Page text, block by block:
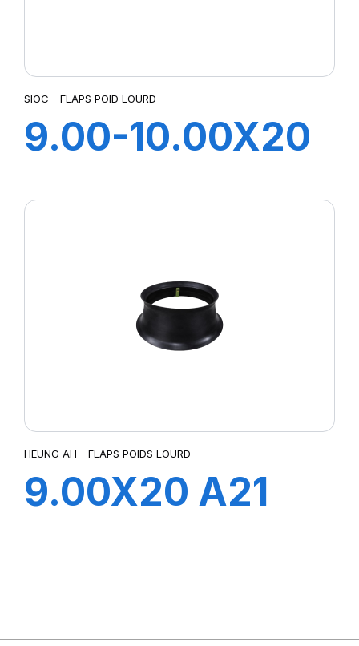
SIOC - FLAPS POID LOURD
9.00-10.00X20
HEUNG AH - FLAPS POIDS LOURD
9.00X20 A21